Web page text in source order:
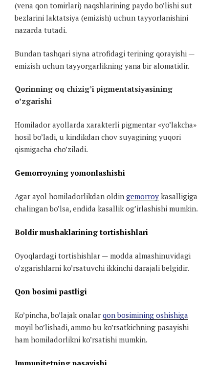
(vena qon tomirlari) naqshlarining paydo bo’lishi sut
bezlarini laktatsiya (emizish) uchun tayyorlanishini
nazarda tutadi.
Bundan tashqari siyna atrofidagi terining qorayishi —
emizish uchun tayyorgarlikning yana bir alomatidir.
Qorinning oq chizig’i pigmentatsiyasining
o’zgarishi
Homilador ayollarda xarakterli pigmentar «yo’lakcha»
hosil bo’ladi, u kindikdan chov suyagining yuqori
qismigacha cho’ziladi.
Gemorroyning yomonlashishi
Agar ayol homiladorlikdan oldin gemorroy kasalligiga
chalingan bo’lsa, endida kasallik og’irlashishi mumkin.
Boldir mushaklarining tortishishlari
Oyoqlardagi tortishishlar — modda almashinuvidagi
o’zgarishlarni ko’rsatuvchi ikkinchi darajali belgidir.
Qon bosimi pastligi
Ko’pincha, bo’lajak onalar qon bosimining oshishiga
moyil bo’lishadi, ammo bu ko’rsatkichning pasayishi
ham homiladorlikni ko’rsatishi mumkin.